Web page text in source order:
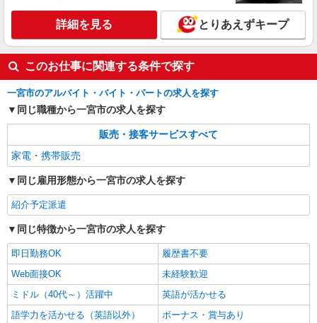
詳細を見る とりあえずキープ
このお仕事に関連する条件で探す
一宮市のアルバイト・バイト・パートの求人を探す
同じ職種から一宮市の求人を探す
販売・接客サービスすべて
家電・携帯販売
同じ雇用形態から一宮市の求人を探す
紹介予定派遣
同じ特徴から一宮市の求人を探す
即日勤務OK
履歴書不要
Web面接OK
未経験歓迎
ミドル（40代～）活躍中
英語が活かせる
語学力を活かせる（英語以外）
ボーナス・賞与あり